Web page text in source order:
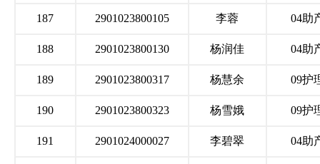
187 2901023800105 李蓉 04助
188 2901023800130 杨润佳 04助
189 2901023800317 杨慧余 09护
190 2901023800323 杨雪娥 09护
191 2901024000027 李碧翠 04助